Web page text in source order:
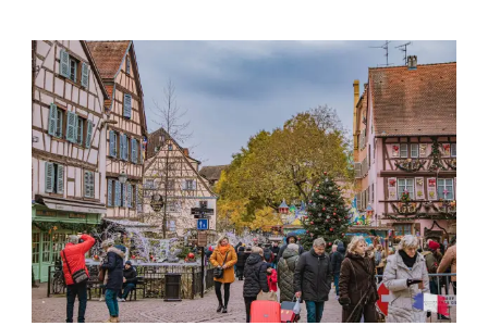
A
To
Explore
Christmas
Markets